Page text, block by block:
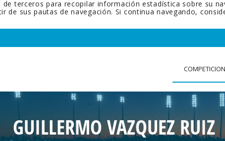
terceros para recopilar información estadística sobre su
de sus pautas de navegación. Si continua navegando,
GUILLERMO VAZQUEZ RUIZ